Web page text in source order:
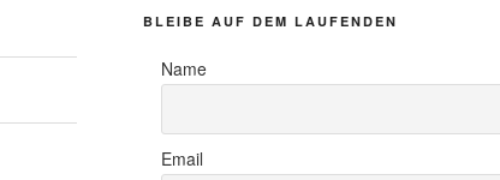
BLEIBE AUF DEM LAUFENDEN
Name
Email